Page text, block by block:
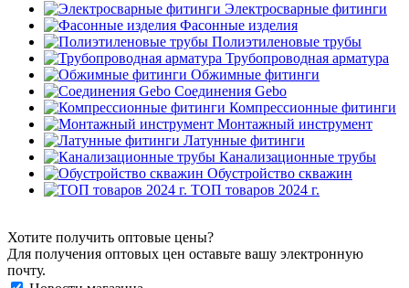
Электросварные фитинги
Фасонные изделия
Полиэтиленовые трубы
Трубопроводная арматура
Обжимные фитинги
Соединения Gebo
Компрессионные фитинги
Монтажный инструмент
Латунные фитинги
Канализационные трубы
Обустройство скважин
ТОП товаров 2024 г.
Хотите получить оптовые цены?
Для получения оптовых цен оставьте вашу электронную
почту.